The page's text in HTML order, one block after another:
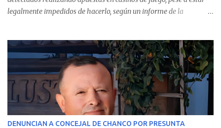
legalmente impedidos de hacerlo, según un informe de la
estableció que estos funcionarios —quienes administran o
custodian fondos públicos— efectuaron transacciones por un
monto total de $116.075.918 entre enero de 2024 y junio de 2025.
En el detalle regional, se indica que en la comuna de Cauquenes se
identificó a cuatro funcionarios involucrados en este tipo de
operaciones. Asimismo, se precisa que uno de los casos
corresponde a un funcionario de la Municipalidad de Chanco,
DENUNCIAN A CONCEJAL DE CHANCO POR PRESUNTA